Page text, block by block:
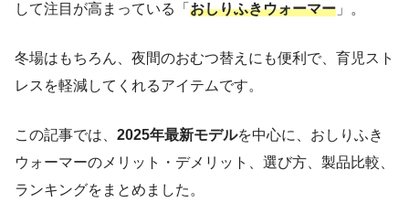
して注目が高まっている「 おしりふきウォーマー 」。
冬場はもちろん、夜間のおむつ替えにも便利で、育児スト
レスを軽減してくれるアイテムです。
この記事では、 2025年最新モデルを中心に、おしりふき
ウォーマーのメリット・デメリット、選び方、製品比較、
ランキングをまとめました。